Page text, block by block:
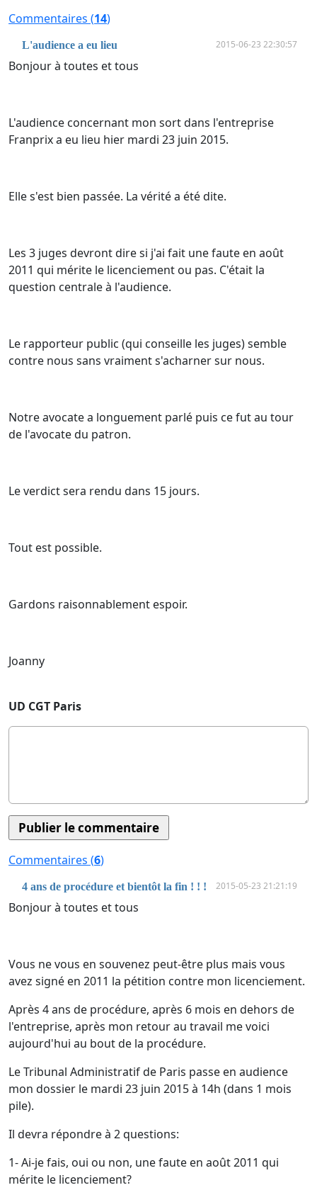
Commentaires (14)
L'audience a eu lieu 2015-06-23 22:30:57
Bonjour à toutes et tous
L'audience concernant mon sort dans l'entreprise
Franprix a eu lieu hier mardi 23 juin 2015.
Elle s'est bien passée. La vérité a été dite.
Les 3 juges devront dire si j'ai fait une faute en août
2011 qui mérite le licenciement ou pas. C'était la
question centrale à l'audience.
Le rapporteur public (qui conseille les juges) semble
contre nous sans vraiment s'acharner sur nous.
Notre avocate a longuement parlé puis ce fut au tour
de l'avocate du patron.
Le verdict sera rendu dans 15 jours.
Tout est possible.
Gardons raisonnablement espoir.
Joanny
UD CGT Paris
Commentaires (6)
4 ans de procédure et bientôt la fin ! ! ! 2015-05-23 21:21:19
Bonjour à toutes et tous
Vous ne vous en souvenez peut-être plus mais vous
avez signé en 2011 la pétition contre mon licenciement.
Après 4 ans de procédure, après 6 mois en dehors de
l'entreprise, après mon retour au travail me voici
aujourd'hui au bout de la procédure.
Le Tribunal Administratif de Paris passe en audience
mon dossier le mardi 23 juin 2015 à 14h (dans 1 mois
pile).
Il devra répondre à 2 questions:
1- Ai-je fais, oui ou non, une faute en août 2011 qui
mérite le licenciement?